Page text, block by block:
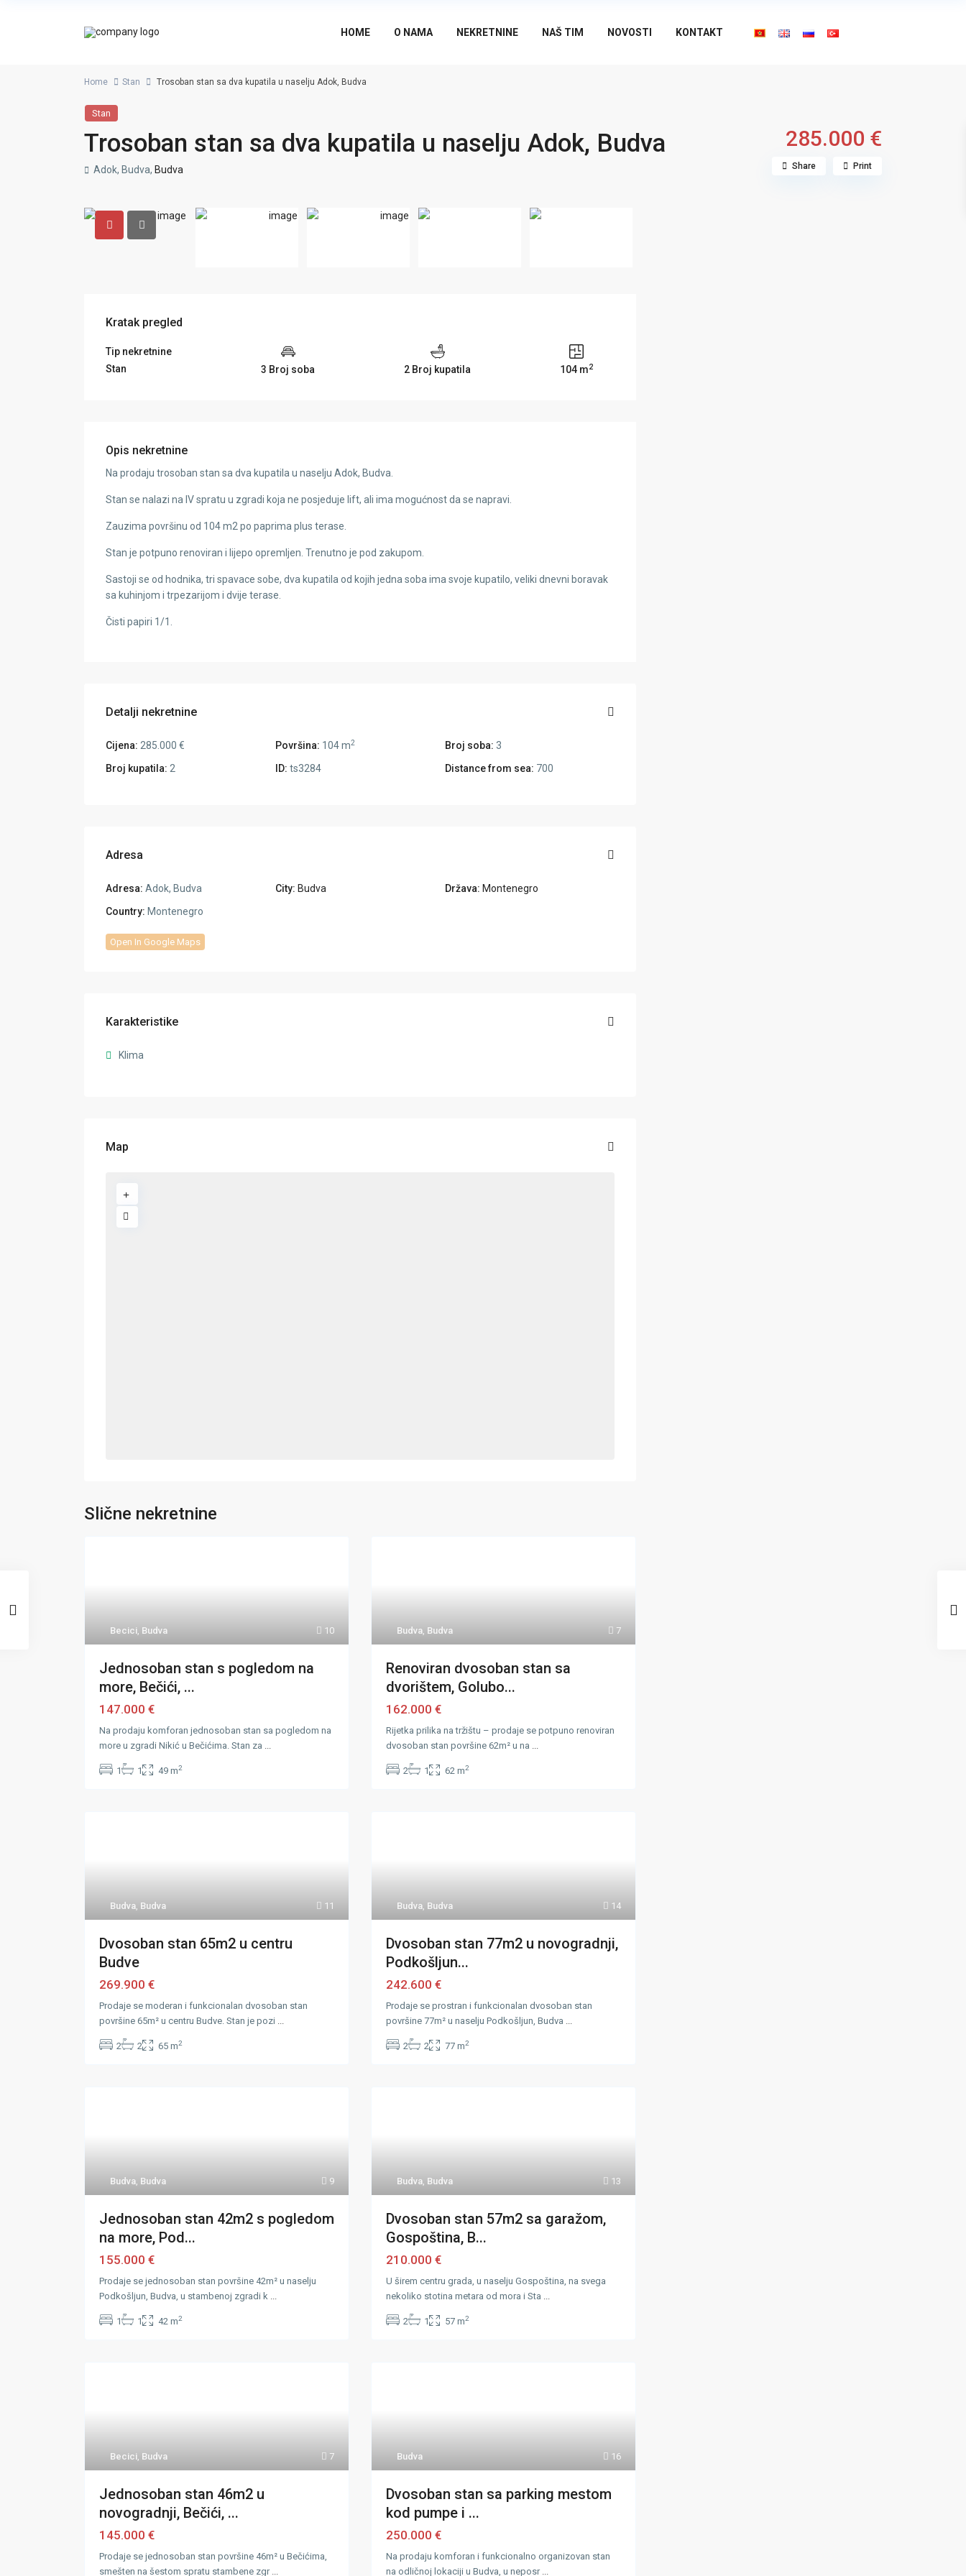
HOME O NAMA NEKRETNINE NAŠ TIM NOVOSTI KONTAKT
Home Stan Trosoban stan sa dva kupatila u naselju Adok, Budva
Stan
Trosoban stan sa dva kupatila u naselju Adok, Budva 285.000 €
Adok, Budva, Budva Share Print
Kratak pregled
Tip nekretnine
Stan
3 Broj soba 2 Broj kupatila 104 m2
Opis nekretnine
Na prodaju trosoban stan sa dva kupatila u naselju Adok, Budva.
Stan se nalazi na IV spratu u zgradi koja ne posjeduje lift, ali ima mogućnost da se napravi.
Zauzima površinu od 104 m2 po paprima plus terase.
Stan je potpuno renoviran i lijepo opremljen. Trenutno je pod zakupom.
Sastoji se od hodnika, tri spavace sobe, dva kupatila od kojih jedna soba ima svoje kupatilo, veliki dnevni boravak
sa kuhinjom i trpezarijom i dvije terase.
Čisti papiri 1/1.
Detalji nekretnine
Cijena: 285.000 € Površina: 104 m2 Broj soba: 3
Broj kupatila: 2 ID: ts3284 Distance from sea: 700
Adresa
Adresa: Adok, Budva City: Budva Država: Montenegro
Country: Montenegro
Open In Google Maps
Karakteristike
Klima
Map
Slične nekretnine
10
Becici, Budva
Jednosoban stan s pogledom na
more, Bečići, ...
147.000 €
Na prodaju komforan jednosoban stan sa pogledom na
more u zgradi Nikić u Bečićima. Stan za ...
1 1 49 m2
7
Budva, Budva
Renoviran dvosoban stan sa
dvorištem, Golubo...
162.000 €
Rijetka prilika na tržištu – prodaje se potpuno renoviran
dvosoban stan površine 62m² u na ...
2 1 62 m2
11
Budva, Budva
Dvosoban stan 65m2 u centru
Budve
269.900 €
Prodaje se moderan i funkcionalan dvosoban stan
površine 65m² u centru Budve. Stan je pozi ...
2 2 65 m2
14
Budva, Budva
Dvosoban stan 77m2 u novogradnji,
Podkošljun...
242.600 €
Prodaje se prostran i funkcionalan dvosoban stan
površine 77m² u naselju Podkošljun, Budva ...
2 2 77 m2
9
Budva, Budva
Jednosoban stan 42m2 s pogledom
na more, Pod...
155.000 €
Prodaje se jednosoban stan površine 42m² u naselju
Podkošljun, Budva, u stambenoj zgradi k ...
1 1 42 m2
13
Budva, Budva
Dvosoban stan 57m2 sa garažom,
Gospoština, B...
210.000 €
U širem centru grada, u naselju Gospoština, na svega
nekoliko stotina metara od mora i Sta ...
2 1 57 m2
7
Becici, Budva
Jednosoban stan 46m2 u
novogradnji, Bečići, ...
145.000 €
Prodaje se jednosoban stan površine 46m² u Bečićima,
smešten na šestom spratu stambene zgr ...
16
Budva
Dvosoban stan sa parking mestom
kod pumpe i ...
250.000 €
Na prodaju komforan i funkcionalno organizovan stan
na odličnoj lokaciji u Budva, u neposr ...